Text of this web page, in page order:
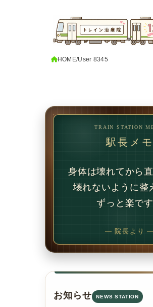
HOME User 8345
TRAIN STATION
駅長メモ
1回で変わることも
でも、続ける
変わることの方が
— 院長より —
お知らせ NEWS STATION